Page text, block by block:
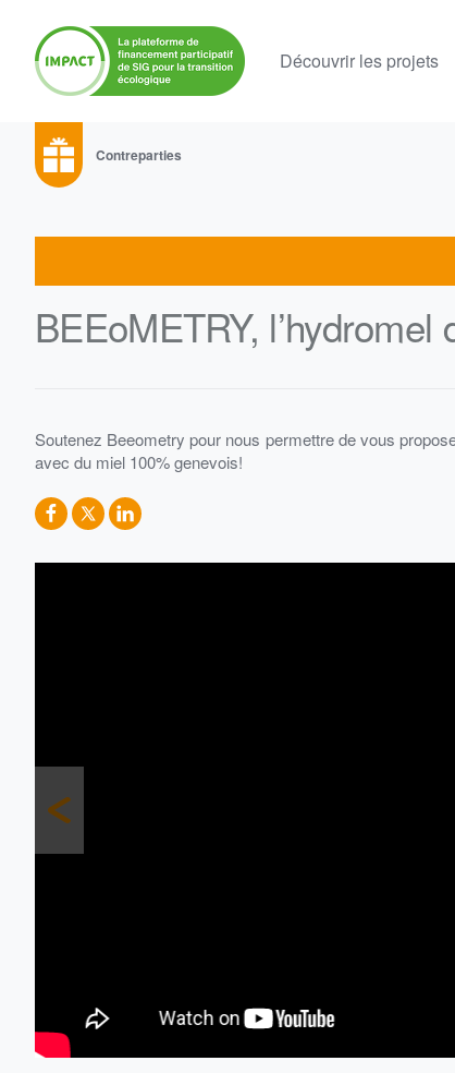
Découvrir les projets
Contreparties
BEEoMETRY, l’hydromel
Soutenez Beeometry pour nous permettre de vous
avec du miel 100% genevois!